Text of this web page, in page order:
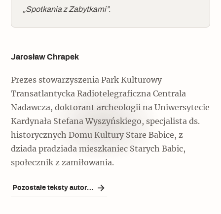
„Spotkania z Zabytkami”.
Jarosław Chrapek
Prezes stowarzyszenia Park Kulturowy
Transatlantycka Radiotelegraficzna Centrala
Nadawcza, doktorant archeologii na Uniwersytecie
Kardynała Stefana Wyszyńskiego, specjalista ds.
historycznych Domu Kultury Stare Babice, z
dziada pradziada mieszkaniec Starych Babic,
społecznik z zamiłowania.
Pozostałe teksty autora/ki